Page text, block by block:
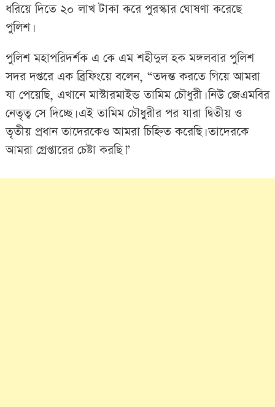
ধরিয়ে দিতে ২০ লাখ টাকা করে পুরস্কার ঘোষণা করেছে
পুলিশ।
পুলিশ মহাপরিদর্শক এ কে এম শহীদুল হক মঙ্গলবার পুলিশ
সদর দপ্তরে এক ব্রিফিংয়ে বলেন, “তদন্ত করতে গিয়ে আমরা
যা পেয়েছি, এখানে মাস্টারমাইন্ড তামিম চৌধুরী। নিউ জেএমবির
নেতৃত্ব সে দিচ্ছে। এই তামিম চৌধুরীর পর যারা দ্বিতীয় ও
তৃতীয় প্রধান তাদেরকেও আমরা চিহ্নিত করেছি। তাদেরকে
আমরা গ্রেপ্তারের চেষ্টা করছি।”